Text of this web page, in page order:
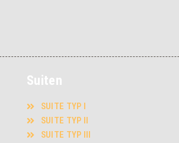
Suiten
SUITE TYP I
SUITE TYP II
SUITE TYP III